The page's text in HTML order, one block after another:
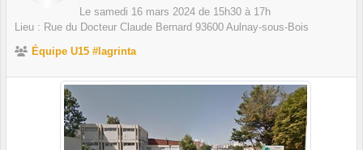
Le samedi 16 mars 2024 de 15h30 à 17h
Lieu : Rue du Docteur Claude Bernard 93600 Aulnay-sous-Bois
Équipe U15 #lagrinta